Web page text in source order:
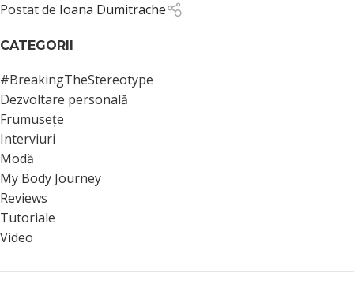
Postat de Ioana Dumitrache
CATEGORII
#BreakingTheStereotype
Dezvoltare personală
Frumusețe
Interviuri
Modă
My Body Journey
Reviews
Tutoriale
Video